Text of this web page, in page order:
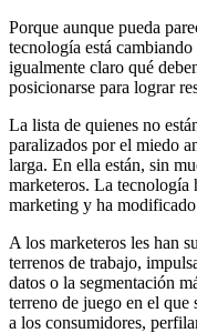
Porque aunque pueda
tecnología está
igualmente claro qué
posicionarse para lograr
La lista de quienes no
paralizados por el miedo
larga. En ella están, sin
marketeros. La tecnología
marketing y ha
A los marketeros les han
terrenos de trabajo,
datos o la segmentación
terreno de juego en el
a los consumidores,